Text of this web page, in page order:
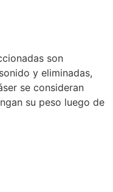
son
y eliminadas,
se consideran
su peso luego de